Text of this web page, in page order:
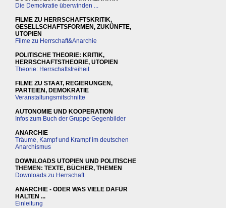
Die Demokratie überwinden ...
FILME ZU HERRSCHAFTSKRITIK,
GESELLSCHAFTSFORMEN, ZUKÜNFTE,
UTOPIEN
Filme zu Herrschaft&Anarchie
POLITISCHE THEORIE: KRITIK,
HERRSCHAFTSTHEORIE, UTOPIEN
Theorie: Herrschaftsfreiheit
FILME ZU STAAT, REGIERUNGEN,
PARTEIEN, DEMOKRATIE
Veranstaltungsmitschnitte
AUTONOMIE UND KOOPERATION
Infos zum Buch der Gruppe Gegenbilder
ANARCHIE
Träume, Kampf und Krampf im deutschen
Anarchismus
DOWNLOADS UTOPIEN UND POLITISCHE
THEMEN: TEXTE, BÜCHER, THEMEN
Downloads zu Herrschaft
ANARCHIE - ODER WAS VIELE DAFÜR
HALTEN ...
Einleitung